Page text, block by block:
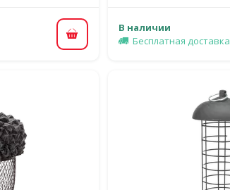
В корзину
В наличии
Бесплатная доставка